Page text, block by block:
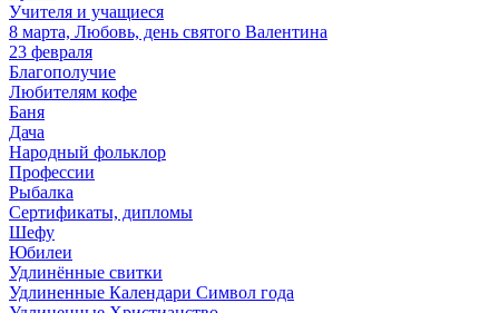
Учителя и учащиеся
8 марта, Любовь, день святого Валентина
23 февраля
Благополучие
Любителям кофе
Баня
Дача
Народный фольклор
Профессии
Рыбалка
Сертификаты, дипломы
Шефу
Юбилеи
Удлинённые свитки
Удлиненные Календари Символ года